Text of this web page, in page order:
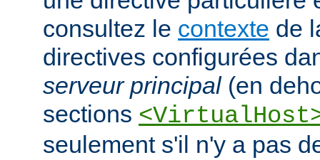
consultez le contexte de
directives configurées
serveur principal(en
sections
seulement s'il n'y a pas